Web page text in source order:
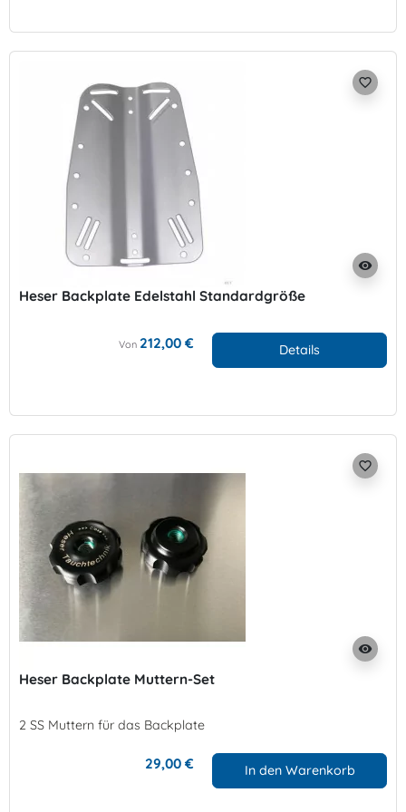
visibility
favorite_border
Heser Backplate Edelstahl Standardgröße
Von 212,00 € Details
visibility
favorite_border
Heser Backplate Muttern-Set
2 SS Muttern für das Backplate
29,00 € In den Warenkorb